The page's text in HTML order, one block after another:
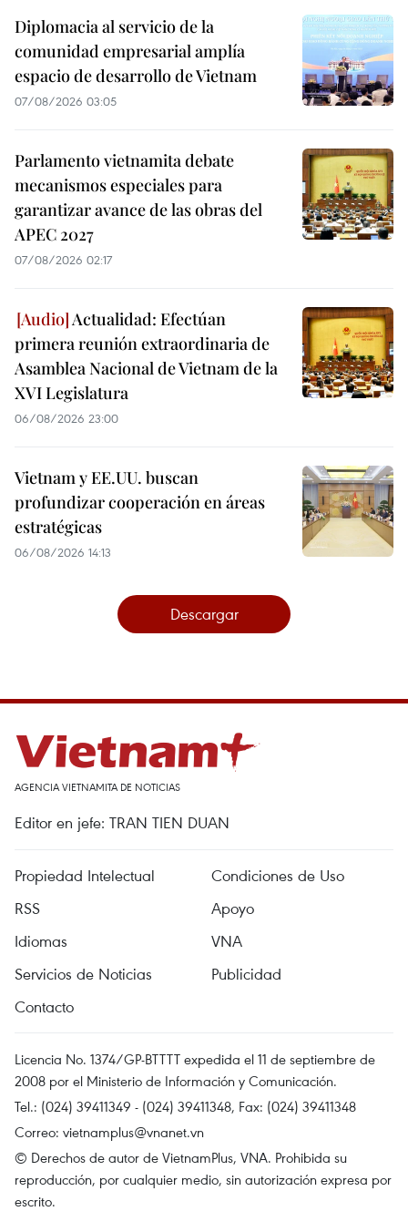
Diplomacia al servicio de la
comunidad empresarial amplía
espacio de desarrollo de Vietnam
07/08/2026 03:05
Parlamento vietnamita debate
mecanismos especiales para
garantizar avance de las obras del
APEC 2027
07/08/2026 02:17
Actualidad: Efectúan
primera reunión extraordinaria de
Asamblea Nacional de Vietnam de la
XVI Legislatura
06/08/2026 23:00
Vietnam y EE.UU. buscan
profundizar cooperación en áreas
estratégicas
06/08/2026 14:13
Descargar
AGENCIA VIETNAMITA DE NOTICIAS
Editor en jefe: TRAN TIEN DUAN
Propiedad Intelectual
Condiciones de Uso
RSS
Apoyo
Idiomas
VNA
Servicios de Noticias
Publicidad
Contacto
Licencia No. 1374/GP-BTTTT expedida el 11 de septiembre de
2008 por el Ministerio de Información y Comunicación.
Tel.: (024) 39411349 - (024) 39411348, Fax: (024) 39411348
Correo: vietnamplus@vnanet.vn
© Derechos de autor de VietnamPlus, VNA. Prohibida su
reproducción, por cualquier medio, sin autorización expresa por
escrito.